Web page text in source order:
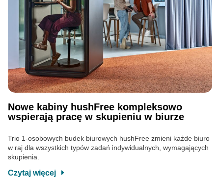
Nowe kabiny hushFree kompleksowo
wspierają pracę w skupieniu w biurze
Trio 1-osobowych budek biurowych hushFree zmieni każde biuro
w raj dla wszystkich typów zadań indywidualnych, wymagających
skupienia.
Czytaj więcej